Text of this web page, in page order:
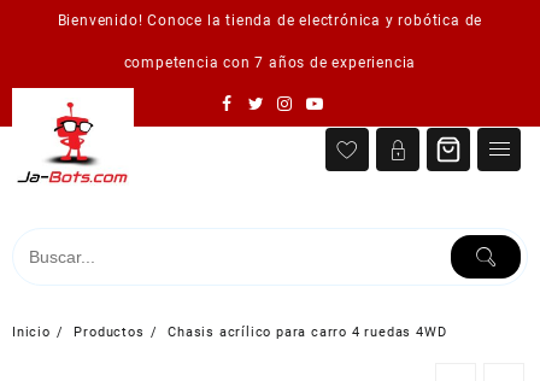
Bienvenido! Conoce la tienda de electrónica y robótica de
competencia con 7 años de experiencia
Inicio Productos Chasis acrílico para carro 4 ruedas 4WD